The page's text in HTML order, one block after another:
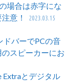
場合は赤字にな
意！
2023.03.15
ドバーでPCの音
スピーカーにお
Extraとデジタル